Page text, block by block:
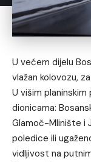
U većem dijelu
vlažan kolovozu,
U višim planinskim
dionicama:
Glamoč-Mlinište i
poledice ili
vidljivost na